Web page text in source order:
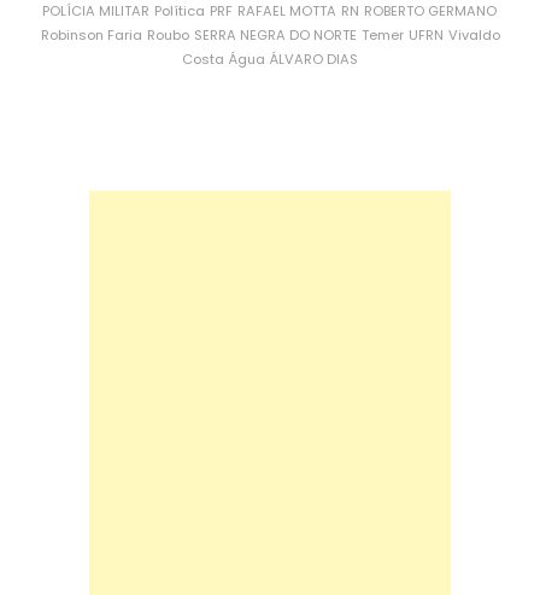
POLÍCIA MILITAR Política PRF RAFAEL MOTTA RN ROBERTO GERMANO
Robinson Faria Roubo SERRA NEGRA DO NORTE Temer UFRN Vivaldo
Costa Água ÁLVARO DIAS